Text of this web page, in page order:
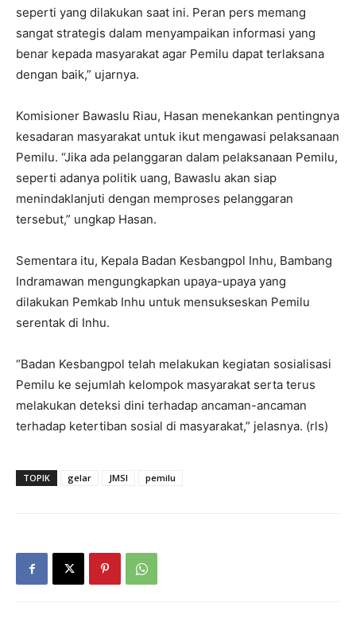
seperti yang dilakukan saat ini. Peran pers memang
sangat strategis dalam menyampaikan informasi yang
benar kepada masyarakat agar Pemilu dapat terlaksana
dengan baik,” ujarnya.
Komisioner Bawaslu Riau, Hasan menekankan pentingnya
kesadaran masyarakat untuk ikut mengawasi pelaksanaan
Pemilu. “Jika ada pelanggaran dalam pelaksanaan Pemilu,
seperti adanya politik uang, Bawaslu akan siap
menindaklanjuti dengan memproses pelanggaran
tersebut,” ungkap Hasan.
Sementara itu, Kepala Badan Kesbangpol Inhu, Bambang
Indramawan mengungkapkan upaya-upaya yang
dilakukan Pemkab Inhu untuk mensukseskan Pemilu
serentak di Inhu.
“Badan Kesbangpol telah melakukan kegiatan sosialisasi
Pemilu ke sejumlah kelompok masyarakat serta terus
melakukan deteksi dini terhadap ancaman-ancaman
terhadap ketertiban sosial di masyarakat,” jelasnya. (rls)
TOPIK gelar JMSI pemilu